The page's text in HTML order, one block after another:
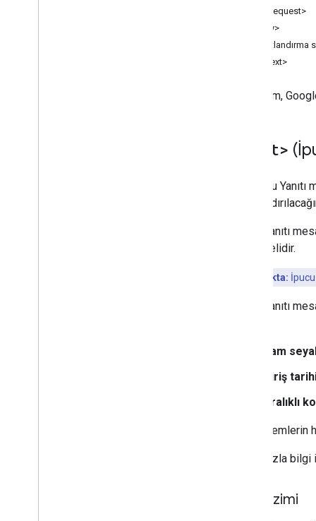
<HintRequest>
<Query>
Fiyatlandırma
<Context>
Bu bölüm,
<Hint>
Bir İpucu
İpucu Yanıtı
belirtmelidir.
Önemli nokta: İpucu
İpucu Yanıtı
Tam
Giriş
Aralıklı
Bu yöntemlerin
Daha fazla bilgi
Söz dizimi